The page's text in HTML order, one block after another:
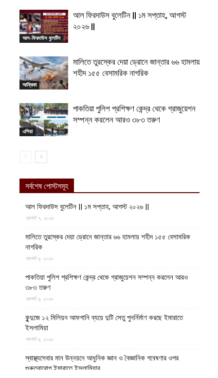
আল-ফিরদাউস বুলেটিন
আল ফিরদাউস বুলেটিন || ১ম সপ্তাহ, আগস্ট
২০২৬ ||
আফ্রিকা
মালিতে তুরস্কের দেয়া ড্রোনে জান্তার ৬৬ হামলায়
শহীদ ১৫৫ বেসামরিক নাগরিক
এশিয়া
পাকতিয়া পুলিশ প্রশিক্ষণ কেন্দ্র থেকে গ্রাজুয়েশন
সম্পন্ন করলেন আরও ৩৮৩ তরুণ
সর্বশেষ পোস্টসমূহ
আল ফিরদাউস বুলেটিন || ১ম সপ্তাহ, আগস্ট ২০২৬ ||
আগস্ট ৭, ২০২৬
মালিতে তুরস্কের দেয়া ড্রোনে জান্তার ৬৬ হামলায় শহীদ ১৫৫ বেসামরিক
নাগরিক
আগস্ট ৬, ২০২৬
পাকতিয়া পুলিশ প্রশিক্ষণ কেন্দ্র থেকে গ্রাজুয়েশন সম্পন্ন করলেন আরও
৩৮৩ তরুণ
আগস্ট ৬, ২০২৬
কুন্দুজে ১২ মিলিয়ন আফগানি ব্যয়ে দুটি সেতু পুনর্নির্মাণ করছে ইমারাতে
ইসলামিয়া
আগস্ট ৬, ২০২৬
স্বাস্থ্যসেবার মান উন্নয়নে আধুনিক জ্ঞান ও বৈজ্ঞানিক গবেষণার ওপর
গুরুত্বারোপ ইমারাতে ইসলামিয়ার